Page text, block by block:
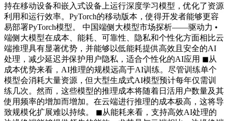
持在移动设备和嵌入式设备上运行深度学习模型，优化了资源
利用和运行效率。PyTorch的移动版本，使得开发者能够更容
易部署PyTorch模型。 中国端侧大模型市场探析——驱动力 •
端侧大模型在成本、能耗、可靠性、隐私和个性化方面相比云
端推理具有显著优势，并能够以低能耗提供高效且安全的AI
处理，减少延迟并保护用户隐私，适合个性化的AI应用 ◼从
成本优势来看，AI推理的规模远高于AI训练。尽管训练单个
模型会消耗大量资源，但大型生成式AI模型预计每年仅需训
练几次。然而，这些模型的推理成本将随着日活用户数量及其
使用频率的增加而增加。在云端进行推理的成本极高，这将导
致规模化扩展难以持续。 ◼从能耗来看，支持高效AI处理的